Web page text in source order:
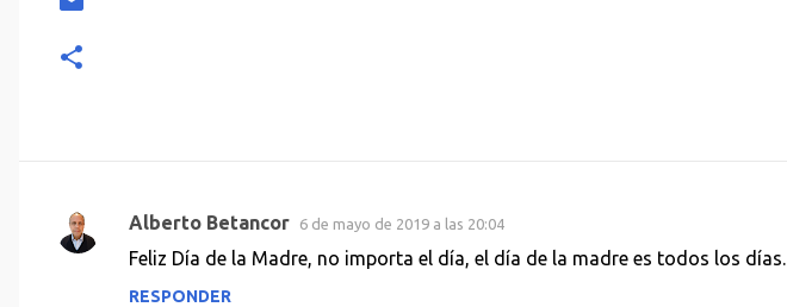
C
Alberto Betancor 6 de mayo de 2019 a las 20:04
Feliz Día de la Madre, no importa el día, el día de la madre es todos los días.
RESPONDER